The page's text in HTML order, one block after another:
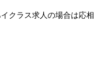
クラス求人の場合は応相